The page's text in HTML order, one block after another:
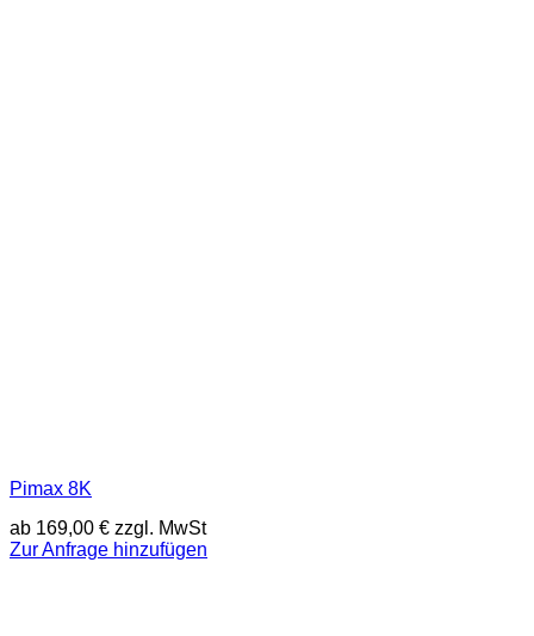
Pimax 8K
ab 169,00 € zzgl. MwSt
Zur Anfrage hinzufügen